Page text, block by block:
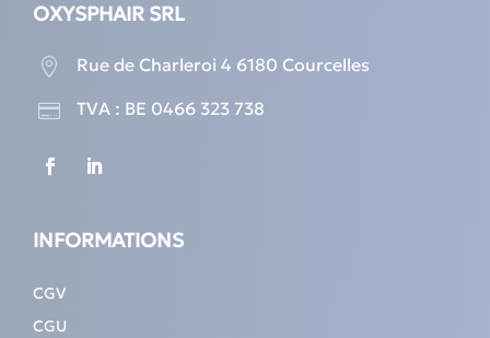
OXYSPHAIR SRL
 Rue de Charleroi 4 6180 Courcelles
 TVA : BE 0466 323 738
INFORMATIONS
CGV
CGU